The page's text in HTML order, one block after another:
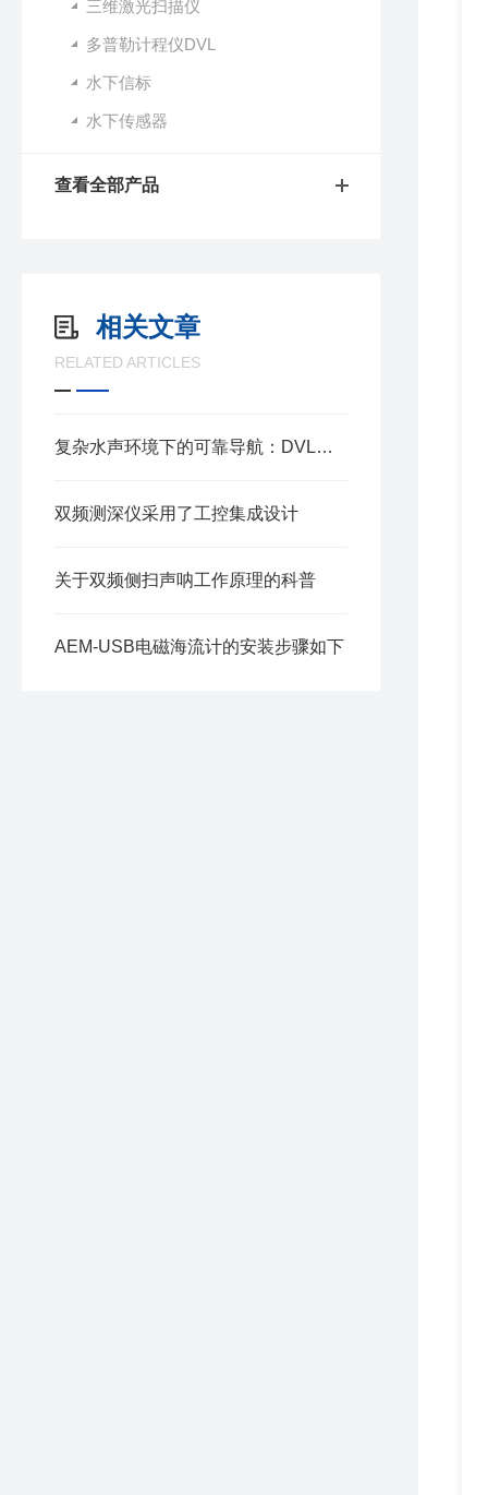
三维激光扫描仪
多普勒计程仪DVL
水下信标
水下传感器
查看全部产品
相关文章
RELATED ARTICLES
复杂水声环境下的可靠导航：DVL多普勒计程仪的关键算法与工程实现
双频测深仪采用了工控集成设计
关于双频侧扫声呐工作原理的科普
AEM-USB电磁海流计的安装步骤如下